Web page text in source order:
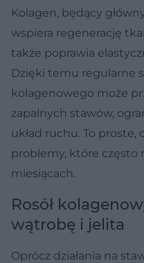
Kolagen, będący
wspiera regenerację
także poprawia
Dzięki temu regularne
kolagenowego może
zapalnych stawów,
układ ruchu. To
problemy, które często
miesiącach.
Rosół
wątrobę i jelita
Oprócz działania na